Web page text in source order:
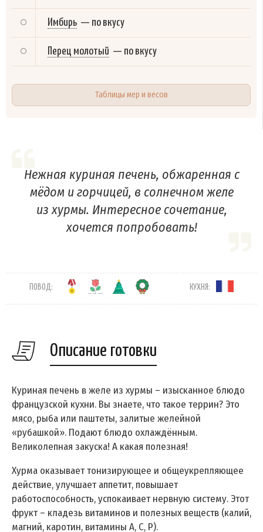
Имбирь — по вкусу
Перец молотый — по вкусу
Таблицы мер и весов
Нежная куриная печень, обжаренная с
мёдом и горчицей, в солнечном желе
из хурмы. Интересное сочетание,
хочется попробовать!
ПОВОД: КУХНЯ:
Описание готовки
Куриная печень в желе из хурмы – изысканное блюдо
французской кухни. Вы знаете, что такое террин? Это
мясо, рыба или паштеты, залитые желейной
«рубашкой». Подают блюдо охлаждённым.
Великолепная закуска! А какая полезная!
Хурма оказывает тонизирующее и общеукрепляющее
действие, улучшает аппетит, повышает
работоспособность, успокаивает нервную систему. Этот
фрукт – кладезь витаминов и полезных веществ (калий,
магний, каротин, витамины A, C, P).